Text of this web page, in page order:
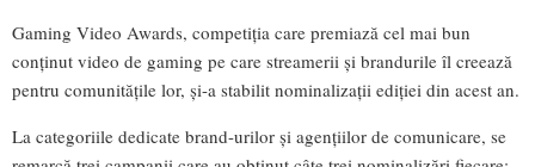
Gaming Video Awards, competiția care premiază cel mai bun
conținut video de gaming pe care streamerii și brandurile îl creează
pentru comunitățile lor, și-a stabilit nominalizații ediției din acest an.
La categoriile dedicate brand-urilor și agențiilor de comunicare, se